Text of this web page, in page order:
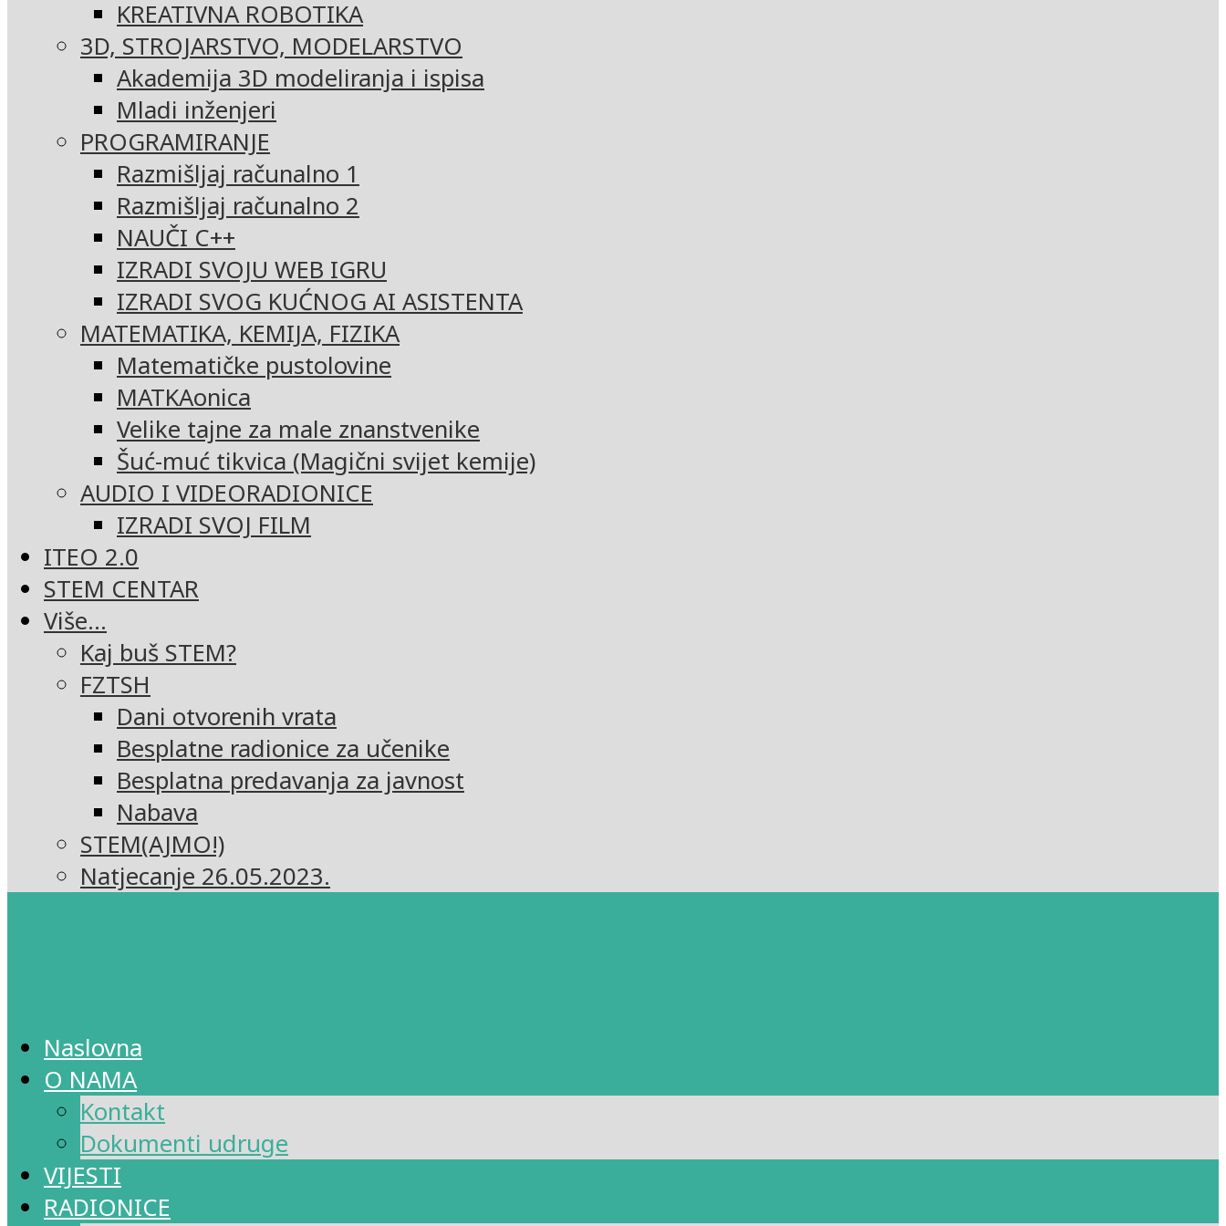
KREATIVNA ROBOTIKA
3D, STROJARSTVO, MODELARSTVO
Akademija 3D modeliranja i ispisa
Mladi inženjeri
PROGRAMIRANJE
Razmišljaj računalno 1
Razmišljaj računalno 2
NAUČI C++
IZRADI SVOJU WEB IGRU
IZRADI SVOG KUĆNOG AI ASISTENTA
MATEMATIKA, KEMIJA, FIZIKA
Matematičke pustolovine
MATKAonica
Velike tajne za male znanstvenike
Šuć-muć tikvica (Magični svijet kemije)
AUDIO I VIDEORADIONICE
IZRADI SVOJ FILM
ITEO 2.0
STEM CENTAR
Više…
Kaj buš STEM?
FZTSH
Dani otvorenih vrata
Besplatne radionice za učenike
Besplatna predavanja za javnost
Nabava
STEM(AJMO!)
Natjecanje 26.05.2023.
Naslovna
O NAMA
Kontakt
Dokumenti udruge
VIJESTI
RADIONICE